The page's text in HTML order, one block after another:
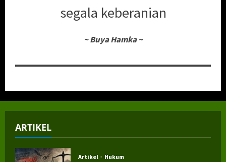
segala keberanian
~ Buya Hamka ~
ARTIKEL
Artikel Hukum